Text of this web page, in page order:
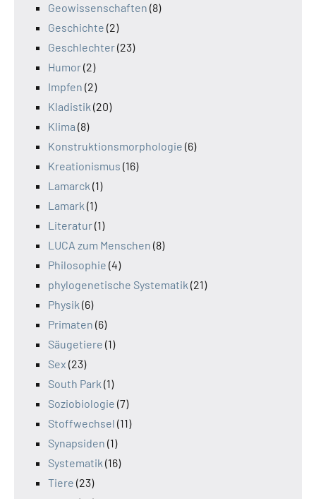
Geowissenschaften (8)
Geschichte (2)
Geschlechter(23)
Humor(2)
Impfen (2)
Kladistik (20)
Klima (8)
Konstruktionsmorphologie (6)
Kreationismus (16)
Lamarck (1)
Lamark (1)
Literatur(1)
LUCA zum Menschen (8)
Philosophie (4)
phylogenetische Systematik (21)
Physik (6)
Primaten (6)
Säugetiere (1)
Sex (23)
South Park (1)
Soziobiologie (7)
Stoffwechsel (11)
Synapsiden (1)
Systematik (16)
Tiere (23)